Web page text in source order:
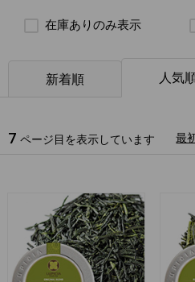
在庫ありのみ表示
新着順 人気
7 ページ目を表示しています 最